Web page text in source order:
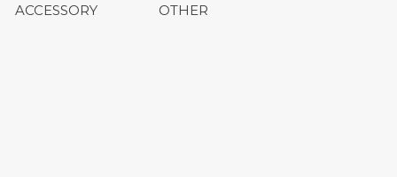
ACCESSORY OTHER